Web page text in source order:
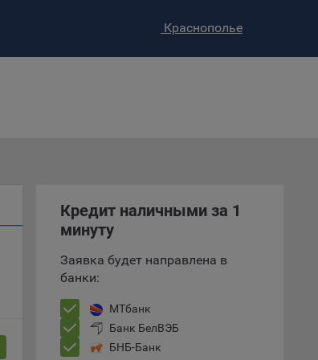
Краснополье
Кредит наличными за 1
минуту
Заявка будет направлена в
банки:
МТбанк
Банк БелВЭБ
БНБ-Банк